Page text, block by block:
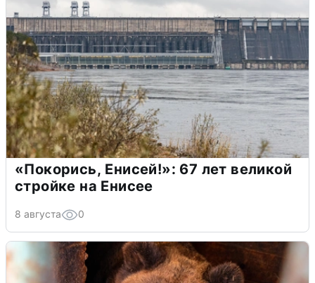
«Покорись, Енисей!»: 67 лет великой
стройке на Енисее
8 августа 0